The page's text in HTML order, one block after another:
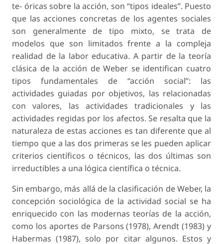
te- óricas sobre la acción, son “tipos ideales”. Puesto
que las acciones concretas de los agentes sociales
son generalmente de tipo mixto, se trata de
modelos que son limitados frente a la compleja
realidad de la labor educativa. A partir de la teoría
clásica de la acción de Weber se identifican cuatro
tipos fundamentales de “acción social”: las
actividades guiadas por objetivos, las relacionadas
con valores, las actividades tradicionales y las
actividades regidas por los afectos. Se resalta que la
naturaleza de estas acciones es tan diferente que al
tiempo que a las dos primeras se les pueden aplicar
criterios científicos o técnicos, las dos últimas son
irreductibles a una lógica científica o técnica.
Sin embargo, más allá de la clasificación de Weber, la
concepción sociológica de la actividad social se ha
enriquecido con las modernas teorías de la acción,
como los aportes de Parsons (1978), Arendt (1983) y
Habermas (1987), solo por citar algunos. Estos y